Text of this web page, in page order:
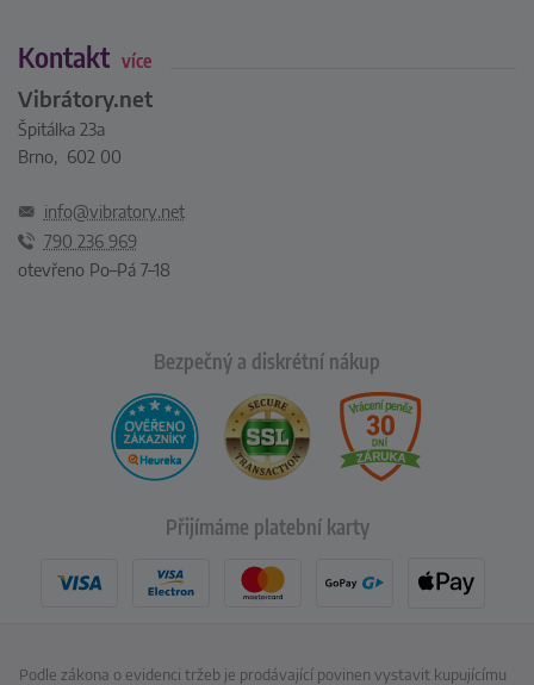
Kontakt více
Vibrátory.net
Špitálka 23a
Brno, 602 00
info@vibratory.net
790 236 969
otevřeno Po–Pá 7–18
Bezpečný a diskrétní nákup
Přijímáme platební karty
Podle zákona o evidenci tržeb je prodávající povinen vystavit kupujícímu